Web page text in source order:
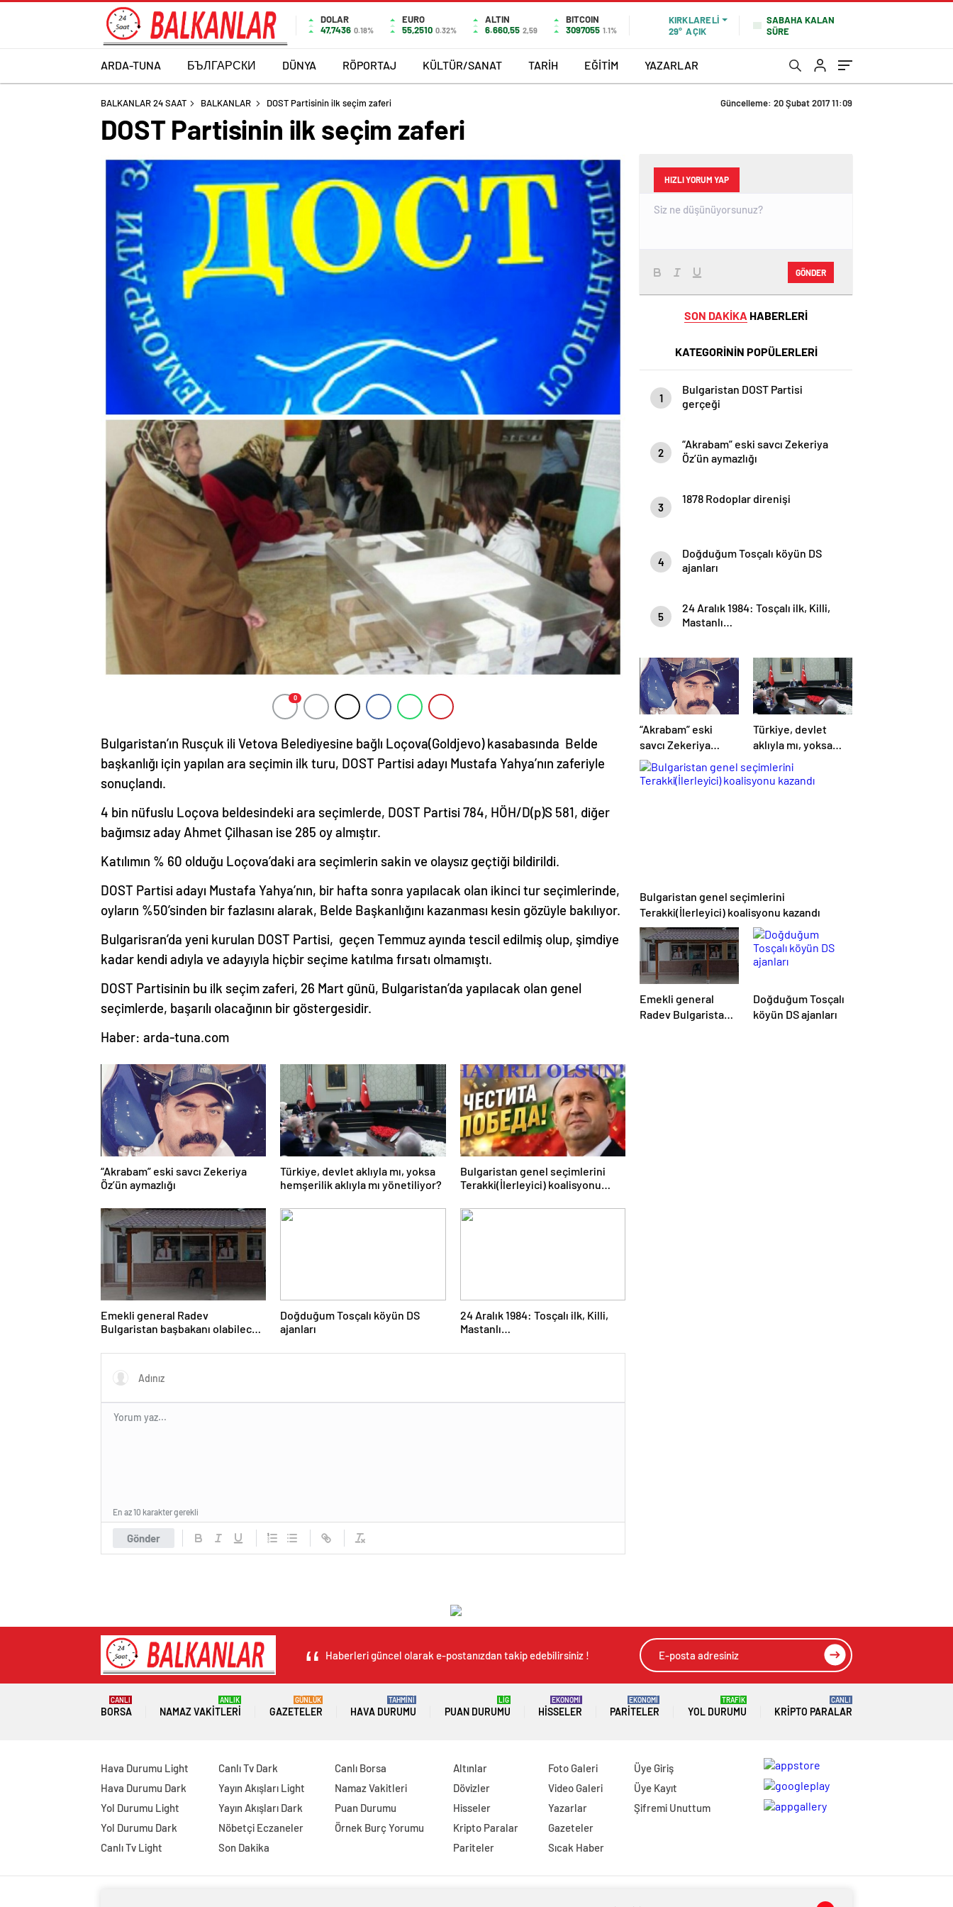
DOLAR
47,7436 0.18%
EURO
55,2510 0.32%
ALTIN
6.660,55 2,59
BITCOIN
3097055 1.1%
KIRKLARELI
29° AÇIK
SABAHA KALAN
SÜRE
ARDA-TUNA БЪЛГАРСКИ DÜNYA RÖPORTAJ KÜLTÜR/SANAT TARİH EĞİTİM YAZARLAR
BALKANLAR 24 SAAT BALKANLAR DOST Partisinin ilk seçim zaferi Güncelleme: 20 Şubat 2017 11:09
DOST Partisinin ilk seçim zaferi
0
Bulgaristan’ın Rusçuk ili Vetova Belediyesine bağlı Loçova(Goldjevo) kasabasında Belde
başkanlığı için yapılan ara seçimin ilk turu, DOST Partisi adayı Mustafa Yahya’nın zaferiyle
sonuçlandı.
4 bin nüfuslu Loçova beldesindeki ara seçimlerde, DOST Partisi 784, HÖH/D(p)S 581, diğer
bağımsız aday Ahmet Çilhasan ise 285 oy almıştır.
Katılımın % 60 olduğu Loçova’daki ara seçimlerin sakin ve olaysız geçtiği bildirildi.
DOST Partisi adayı Mustafa Yahya’nın, bir hafta sonra yapılacak olan ikinci tur seçimlerinde,
oyların %50’sinden bir fazlasını alarak, Belde Başkanlığını kazanması kesin gözüyle bakılıyor.
Bulgarisran’da yeni kurulan DOST Partisi, geçen Temmuz ayında tescil edilmiş olup, şimdiye
kadar kendi adıyla ve adayıyla hiçbir seçime katılma fırsatı olmamıştı.
DOST Partisinin bu ilk seçim zaferi, 26 Mart günü, Bulgaristan’da yapılacak olan genel
seçimlerde, başarılı olacağının bir göstergesidir.
Haber: arda-tuna.com
“Akrabam” eski savcı Zekeriya
Öz’ün aymazlığı
Türkiye, devlet aklıyla mı, yoksa
hemşerilik aklıyla mı yönetiliyor?
Bulgaristan genel seçimlerini
Terakki(İlerleyici) koalisyonu
Emekli general Radev
Bulgaristan başbakanı olabilecek
Doğduğum Tosçalı köyün DS
ajanları
24 Aralık 1984: Tosçalı ilk, Killi,
Mastanlı…
Gönder
En az 10 karakter gerekli
HIZLI YORUM YAP
GÖNDER
SON DAKİKA HABERLERİ
KATEGORİNİN POPÜLERLERİ
1
Bulgaristan DOST Partisi
gerçeği
2
“Akrabam” eski savcı Zekeriya
Öz’ün aymazlığı
3
1878 Rodoplar direnişi
4
Doğduğum Tosçalı köyün DS
ajanları
5
24 Aralık 1984: Tosçalı ilk, Killi,
Mastanlı…
“Akrabam” eski
savcı Zekeriya
Öz’ün aymazlığı
Türkiye, devlet
aklıyla mı, yoksa
hemşerilik aklıyla
mı yönetiliyor?
Bulgaristan genel seçimlerini
Terakki(İlerleyici) koalisyonu kazandı
Emekli general
Radev Bulgaristan
Doğduğum Tosçalı
köyün DS ajanları
Haberleri güncel olarak e-postanızdan takip edebilirsiniz !
BORSA
CANLI
NAMAZ VAKITLERI
ANLIK
GAZETELER
GÜNLÜK
HAVA DURUMU
TAHMİNİ
PUAN DURUMU
LİG
HISSELER
EKONOMİ
PARITELER
EKONOMİ
YOL DURUMU
TRAFİK
KRIPTO PARALAR
CANLI
Hava Durumu Light
Hava Durumu Dark
Yol Durumu Light
Yol Durumu Dark
Canlı Tv Light
Canlı Tv Dark
Yayın Akışları Light
Yayın Akışları Dark
Nöbetçi Eczaneler
Son Dakika
Canlı Borsa
Namaz Vakitleri
Puan Durumu
Örnek Burç Yorumu
Altınlar
Dövizler
Hisseler
Kripto Paralar
Pariteler
Foto Galeri
Video Galeri
Yazarlar
Gazeteler
Sıcak Haber
Üye Giriş
Üye Kayıt
Şifremi Unuttum